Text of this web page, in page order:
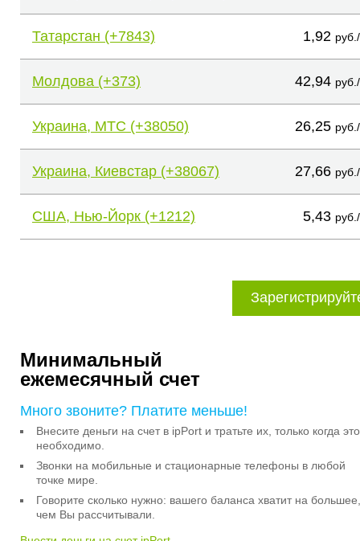
Татарстан (+7843) 1,92
Молдова (+373) 42,94
Украина, МТС (+38050) 26,25
Украина, Киевстар (+38067) 27,66
США, Нью-Йорк (+1212) 5,43
Минимальный
ежемесячный счет
Много звоните? Платите меньше!
Внесите деньги на счет в ipPort и тратьте их, только когда это
необходимо.
Звонки на мобильные и стационарные телефоны в любой
точке мире.
Говорите сколько нужно: вашего баланса хватит на большее,
чем Вы рассчитывали.